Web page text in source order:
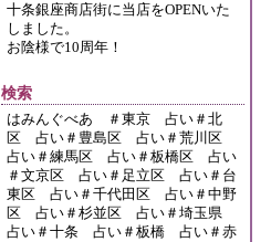
十条銀座商店街に当店をOPENいた
しました。
お陰様で10周年！
検索
はみんぐべあ ＃東京 占い＃北
区 占い＃豊島区 占い＃荒川区
占い＃練馬区 占い＃板橋区 占い
＃文京区 占い＃足立区 占い＃台
東区 占い＃千代田区 占い＃中野
区 占い＃杉並区 占い＃埼玉県
占い＃十条 占い＃板橋 占い＃赤